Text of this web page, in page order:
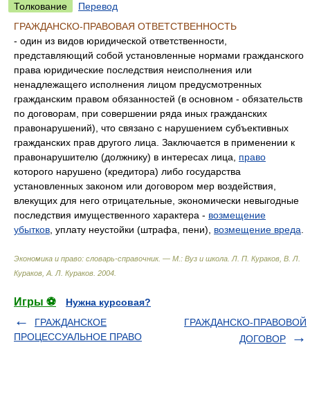
Толкование
Перевод
ГРАЖДАНСКО-ПРАВОВАЯ ОТВЕТСТВЕННОСТЬ
- один из видов юридической ответственности,
представляющий собой установленные нормами гражданского
права юридические последствия неисполнения или
ненадлежащего исполнения лицом предусмотренных
гражданским правом обязанностей (в основном - обязательств
по договорам, при совершении ряда иных гражданских
правонарушений), что связано с нарушением субъективных
гражданских прав другого лица. Заключается в применении к
правонарушителю (должнику) в интересах лица, право
которого нарушено (кредитора) либо государства
установленных законом или договором мер воздействия,
влекущих для него отрицательные, экономически невыгодные
последствия имущественного характера - возмещение
убытков , уплату неустойки (штрафа, пени), возмещение вреда
Экономика и право: словарь-справочник. — М.: Вуз и школа Л. П. Кураков, В. Л.
Кураков, А. Л. Кураков 2004
Игры ⚽
Нужна курсовая?
ГРАЖДАНСКОЕ
ПРОЦЕССУАЛЬНОЕ ПРАВО
ГРАЖДАНСКО-ПРАВОВОЙ
ДОГОВОР